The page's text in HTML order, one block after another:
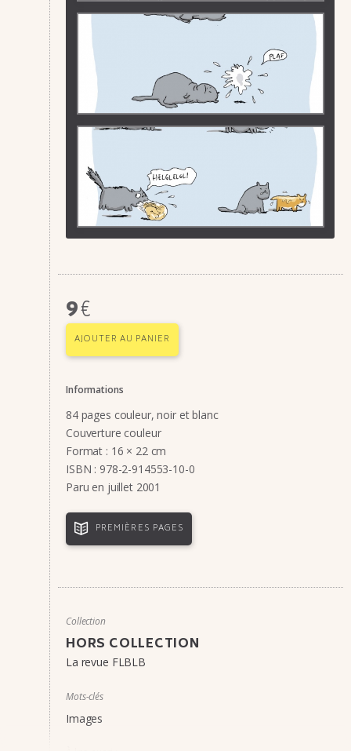
9€
AJOUTER AU PANIER
Informations
84 pages couleur, noir et blanc
Couverture couleur
Format : 16 × 22 cm
ISBN : 978-2-914553-10-0
Paru en juillet 2001
PREMIÈRES PAGES
Collection
HORS COLLECTION
La revue FLBLB
Mots-clés
Images